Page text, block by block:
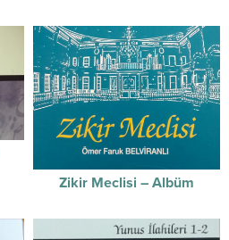
Zikir Meclisi – Albüm